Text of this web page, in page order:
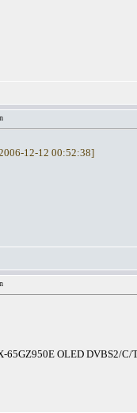
12-12 00:52:38]
65GZ950E OLED DVBS2/